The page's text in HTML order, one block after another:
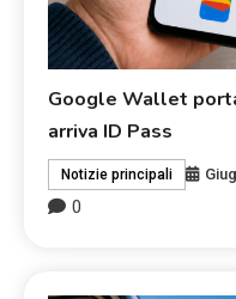
Google Wallet
arriva ID Pass
Notizie principali
0